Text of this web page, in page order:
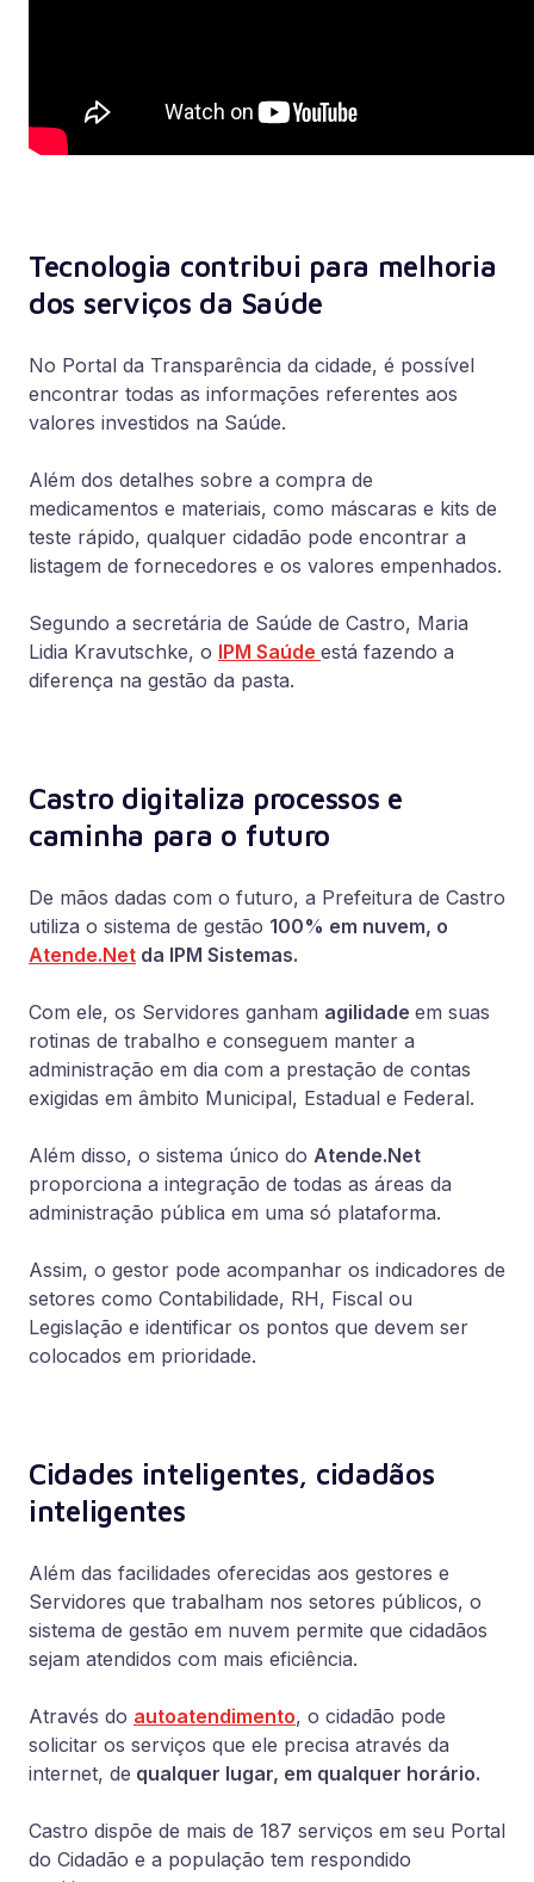
Tecnologia contribui para melhoria
dos serviços da Saúde
No Portal da Transparência da cidade, é possível
encontrar todas as informações referentes aos
valores investidos na Saúde.
Além dos detalhes sobre a compra de
medicamentos e materiais, como máscaras e kits de
teste rápido, qualquer cidadão pode encontrar a
listagem de fornecedores e os valores empenhados.
Segundo a secretária de Saúde de Castro, Maria
Lidia Kravutschke, o IPM Saúde está fazendo a
diferença na gestão da pasta.
Castro digitaliza processos e
caminha para o futuro
De mãos dadas com o futuro, a Prefeitura de Castro
utiliza o sistema de gestão 100% em nuvem, o
Atende.Net da IPM Sistemas.
Com ele, os Servidores ganham agilidade em suas
rotinas de trabalho e conseguem manter a
administração em dia com a prestação de contas
exigidas em âmbito Municipal, Estadual e Federal.
Além disso, o sistema único do Atende.Net
proporciona a integração de todas as áreas da
administração pública em uma só plataforma.
Assim, o gestor pode acompanhar os indicadores de
setores como Contabilidade, RH, Fiscal ou
Legislação e identificar os pontos que devem ser
colocados em prioridade.
Cidades inteligentes, cidadãos
inteligentes
Além das facilidades oferecidas aos gestores e
Servidores que trabalham nos setores públicos, o
sistema de gestão em nuvem permite que cidadãos
sejam atendidos com mais eficiência.
Através do autoatendimento, o cidadão pode
solicitar os serviços que ele precisa através da
internet, de qualquer lugar, em qualquer horário.
Castro dispõe de mais de 187 serviços em seu Portal
do Cidadão e a população tem respondido